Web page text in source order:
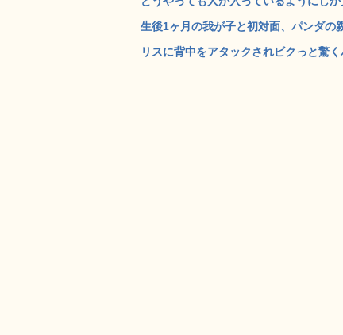
生後1ヶ月の我が子と初対面、パンダの
リスに背中をアタックされビクっと驚